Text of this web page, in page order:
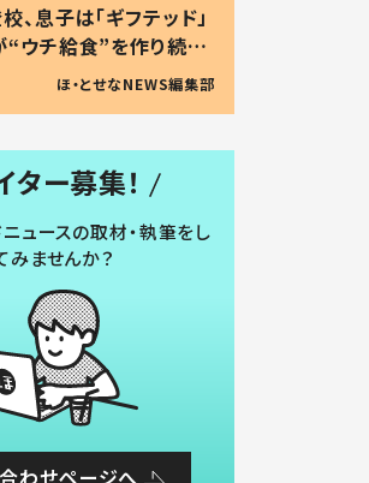
、息子は「ギフテッド」
ウチ給食”を作り続け
令和の親 #令和の子
ほ・とせなNEWS編集部
ター募集！
ュースの取材・執筆をし
みませんか？
わせページへ